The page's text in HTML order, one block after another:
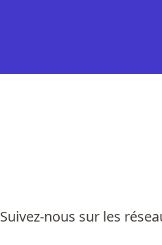
Suivez-nous sur les